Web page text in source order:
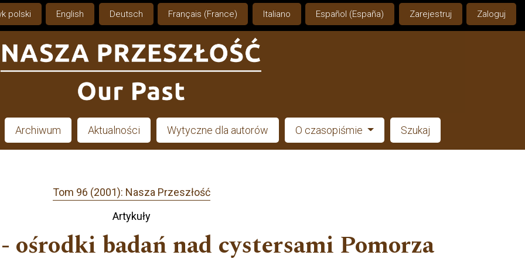
polski English Deutsch Français (France) Italiano Español (España) Zarejestruj Zaloguj
Archiwum Aktualności Wytyczne dla autorów O czasopiśmie Szukaj
Tom 96 (2001): Nasza Przeszłość
Artykuły
ośrodki badań nad cystersami Pomorza